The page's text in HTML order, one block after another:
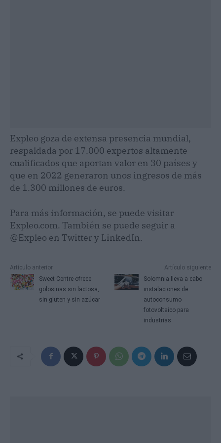
Expleo goza de extensa presencia mundial,
respaldada por 17.000 expertos altamente
cualificados que aportan valor en 30 países y
que en 2022 generaron unos ingresos de más
de 1.300 millones de euros.
Para más información, se puede visitar
Expleo.com. También se puede seguir a
@Expleo en Twitter y LinkedIn.
Artículo anterior
Sweet Centre ofrece
golosinas sin lactosa,
sin gluten y sin azúcar
Artículo siguiente
Solomnia lleva a cabo
instalaciones de
autoconsumo
fotovoltaico para
industrias